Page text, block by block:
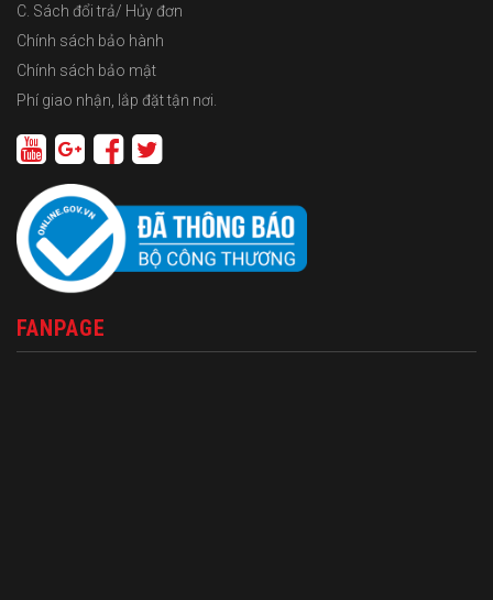
C. Sách đổi trả/ Hủy đơn
Chính sách bảo hành
Chính sách bảo mật
Phí giao nhận, lắp đặt tận nơi.
FANPAGE